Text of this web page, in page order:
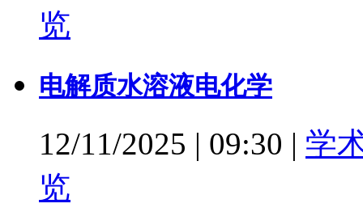
览
电解质水溶液电化学
12/11/2025 | 09:30 | 学
览